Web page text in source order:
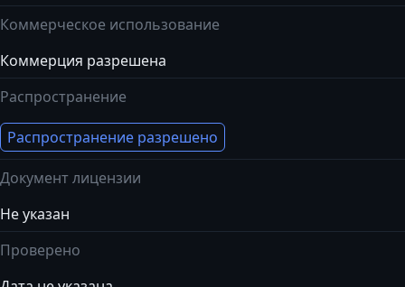
Коммерческое использование
Коммерция разрешена
Распространение
Распространение разрешено
Документ лицензии
Не указан
Проверено